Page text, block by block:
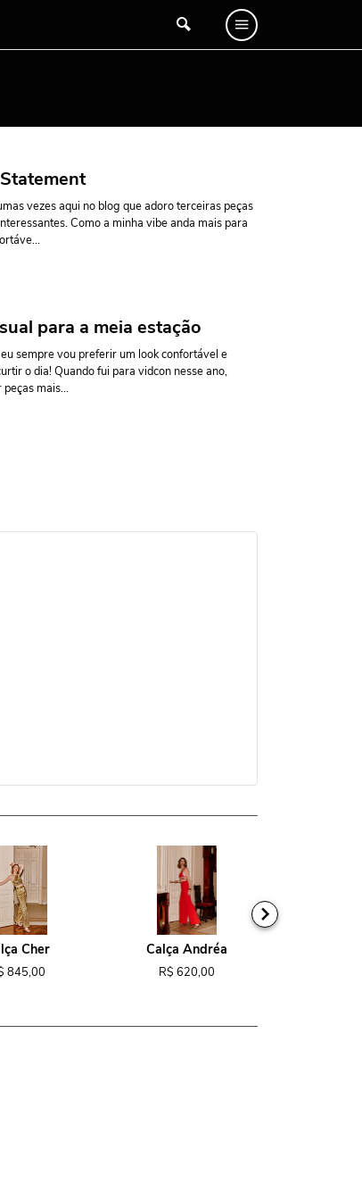
vezes aqui no blog que adoro terceiras peças
Como a minha vibe anda mais para
para a meia estação
sempre vou preferir um look confortável e
o dia! Quando fui para vidcon nesse ano,
mais...
Cher
845,00
Calça Andréa
R$ 620,00